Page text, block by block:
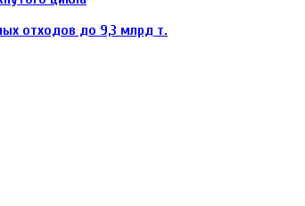
отходов до 9,3 млрд т.